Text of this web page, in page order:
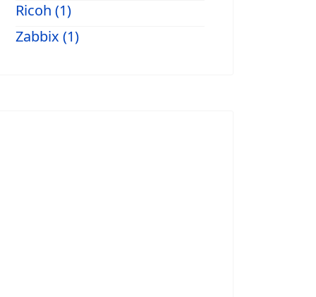
Ricoh (1)
Zabbix (1)